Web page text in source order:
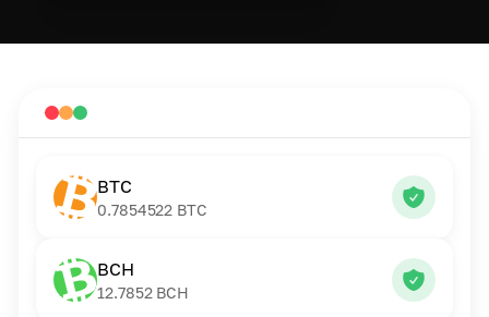
BTC
0.7854522 BTC
BCH
12.7852 BCH